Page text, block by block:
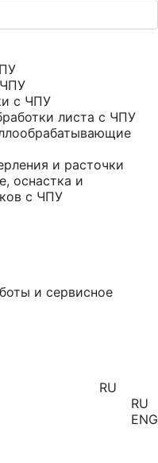
с ЧПУ
листа с ЧПУ
и расточки
оснастка и
с ЧПУ
и сервисное
RU
RU
ENG